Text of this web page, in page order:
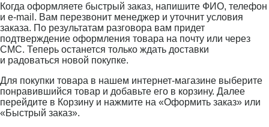
Когда оформляете быстрый заказ, напишите ФИО, телефон
и e-mail. Вам перезвонит менеджер и уточнит условия
заказа. По результатам разговора вам придет
подтверждение оформления товара на почту или через
СМС. Теперь останется только ждать доставки
и радоваться новой покупке.
Для покупки товара в нашем интернет-магазине выберите
понравившийся товар и добавьте его в корзину. Далее
перейдите в Корзину и нажмите на «Оформить заказ» или
«Быстрый заказ».